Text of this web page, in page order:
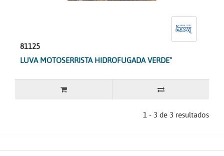
81125
LUVA MOTOSERRISTA HIDROFUGADA VERDE"
1 - 3 de 3 resultados